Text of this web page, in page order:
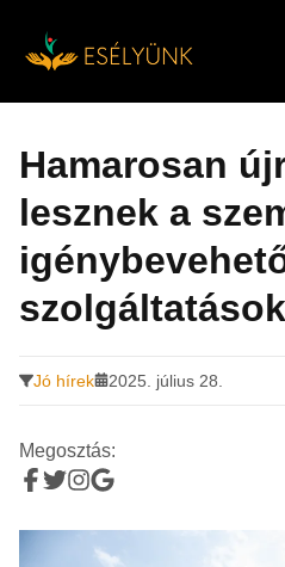
tartalomra
Hamarosan
lesznek a
szolgáltatások
Jó hírek 2025. július 28.
Megosztás: